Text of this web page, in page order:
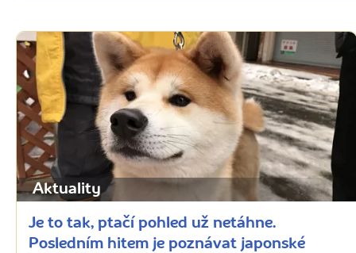
Aktuality
Je to tak, ptačí pohled už netáhne.
Posledním hitem je poznávat japonské